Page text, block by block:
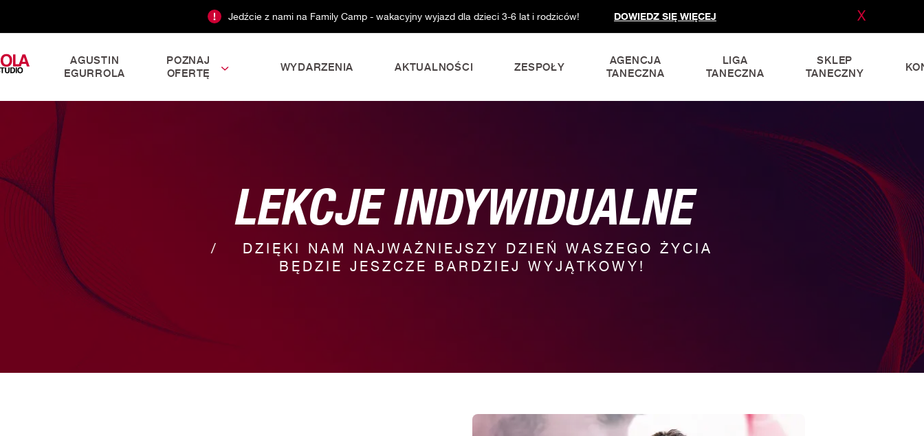
X
Jedźcie z nami na Family Camp - wakacyjny wyjazd dla dzieci 3-6 lat i rodziców! DOWIEDZ SIĘ WIĘCEJ
AGUSTIN
EGURROLA
POZNAJ
OFERTĘ
WYDARZENIA AKTUALNOŚCI ZESPOŁY
AGENCJA
TANECZNA
LIGA
TANECZNA
SKLEP
TANECZNY
LEKCJE INDYWIDUALNE
DZIĘKI NAM NAJWAŻNIEJSZY DZIEŃ WASZEGO ŻYCIA
BĘDZIE JESZCZE BARDZIEJ WYJĄTKOWY!